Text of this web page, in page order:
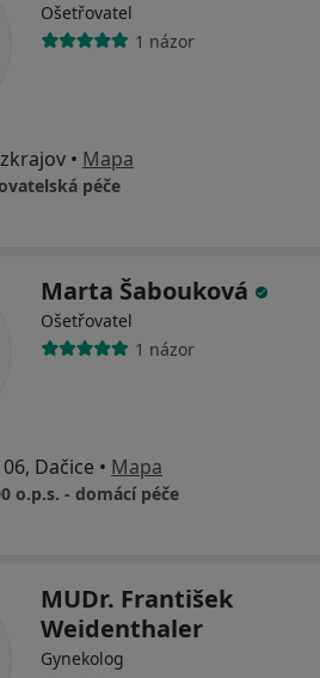
Ošetřovatel
1 názor
• Mapa
péče
Marta Šabouková
Ošetřovatel
1 názor
Dačice • Mapa
o.p.s. - domácí péče
MUDr. František
Weidenthaler
Gynekolog